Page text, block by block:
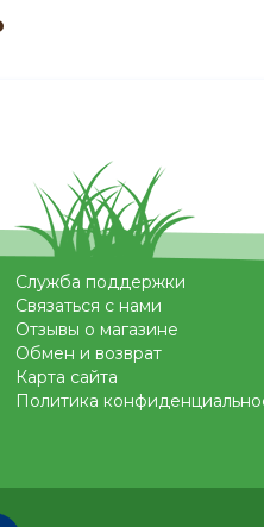
Служба поддержки
Связаться с нами
Отзывы о магазине
Обмен и возврат
Карта сайта
Политика